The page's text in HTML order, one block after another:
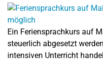
Ein Feriensprachkurs auf
steuerlich abgesetzt
intensiven Unterricht